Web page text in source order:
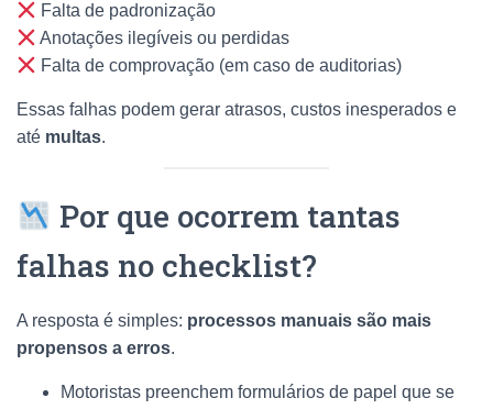
Falta de padronização
Anotações ilegíveis ou perdidas
Falta de comprovação (em caso de auditorias)
Essas falhas podem gerar atrasos, custos inesperados e
até multas.
Por que ocorrem tantas
falhas no checklist?
A resposta é simples: processos manuais são mais
propensos a erros.
Motoristas preenchem formulários de papel que se